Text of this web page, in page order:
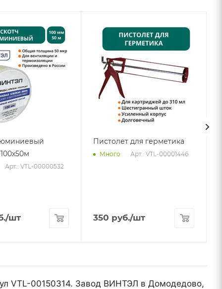
Арт.: VTL-00000532
/шт
Пистолет для герметика
Много Арт.: VTL-00001446
350 руб./шт
VTL-00150314. Завод ВИНТЭЛ в Домодедово,